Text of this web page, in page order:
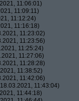
11:06:01)
11:09:11)
11:12:24)
11:16:18)
11:23:02)
11:23:56)
11:25:24)
11:27:06)
11:28:28)
11:38:52)
11:42:06)
11:43:04)
11:44:18)